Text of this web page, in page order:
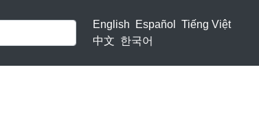
English Español
Tiếng Việt
中文 한국어